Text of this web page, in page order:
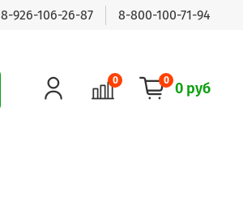
8-926-106-26-87 8-800-100-71-94
0 0 0 руб